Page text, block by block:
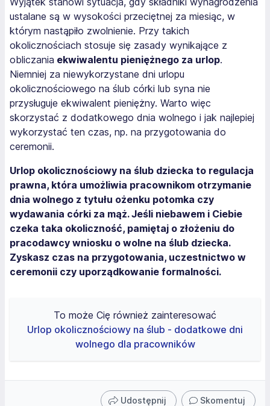
ustalane są w wysokości przeciętnej za miesiąc, w
którym nastąpiło zwolnienie. Przy takich
okolicznościach stosuje się zasady wynikające z
obliczania ekwiwalentu pieniężnego za urlop.
Niemniej za niewykorzystane dni urlopu
okolicznościowego na ślub córki lub syna nie
przysługuje ekwiwalent pieniężny. Warto więc
skorzystać z dodatkowego dnia wolnego i jak najlepiej
wykorzystać ten czas, np. na przygotowania do
ceremonii.
Urlop okolicznościowy na ślub dziecka to regulacja
prawna, która umożliwia pracownikom otrzymanie
dnia wolnego z tytułu ożenku potomka czy
wydawania córki za mąż. Jeśli niebawem i Ciebie
czeka taka okoliczność, pamiętaj o złożeniu do
pracodawcy wniosku o wolne na ślub dziecka.
Zyskasz czas na przygotowania, uczestnictwo w
ceremonii czy uporządkowanie formalności.
To może Cię również zainteresować
Urlop okolicznościowy na ślub - dodatkowe dni
wolnego dla pracowników
Udostępnij Skomentuj